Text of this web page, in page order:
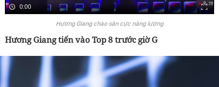
0:00
Hương Giang chào sân cực năng lượng
Hương Giang tiến vào Top 8 trước giờ G